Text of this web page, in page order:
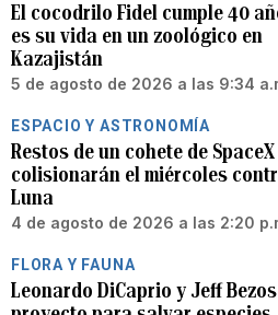
El cocodrilo Fidel cumple 40
es su vida en un zoológico en
Kazajistán
5 de agosto de 2026 a las 9:34
ESPACIO Y ASTRONOMÍA
Restos de un cohete de SpaceX
colisionarán el miércoles
Luna
4 de agosto de 2026 a las 2:20
FLORA Y FAUNA
Leonardo DiCaprio y Jeff